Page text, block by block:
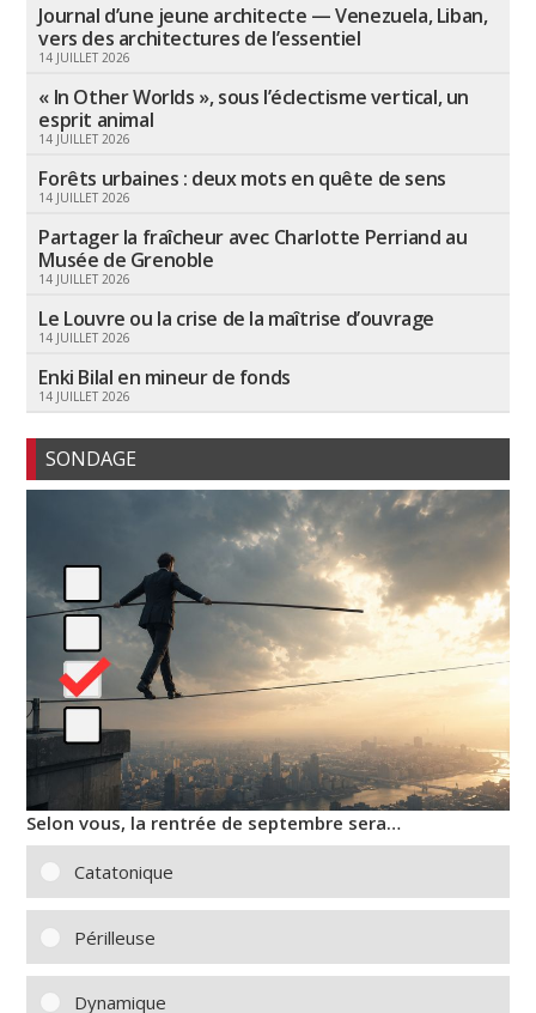
Journal d’une jeune architecte — Venezuela, Liban,
vers des architectures de l’essentiel
14 JUILLET 2026
« In Other Worlds », sous l’éclectisme vertical, un
esprit animal
14 JUILLET 2026
Forêts urbaines : deux mots en quête de sens
14 JUILLET 2026
Partager la fraîcheur avec Charlotte Perriand au
Musée de Grenoble
14 JUILLET 2026
Le Louvre ou la crise de la maîtrise d’ouvrage
14 JUILLET 2026
Enki Bilal en mineur de fonds
14 JUILLET 2026
SONDAGE
Selon vous, la rentrée de septembre sera…
Catatonique
Périlleuse
Dynamique